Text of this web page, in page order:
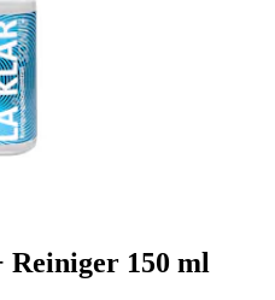
150 ml